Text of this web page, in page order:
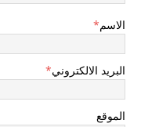
الاسم*
البريد الالكتروني*
الموقع